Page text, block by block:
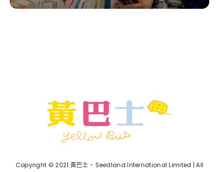
Copyright © 2021 黃巴士 - Seedland International Limited | All